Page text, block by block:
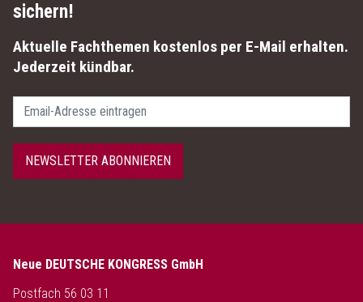
sichern!
Aktuelle Fachthemen kostenlos per E-Mail erhalten.
Jederzeit kündbar.
Passwort
NEWSLETTER ABONNIEREN
Neue DEUTSCHE KONGRESS GmbH
Postfach 56 03 11